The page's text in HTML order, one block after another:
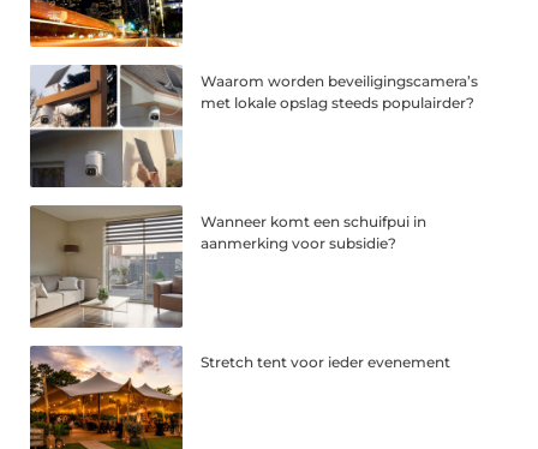
Waarom worden beveiligingscamera’s
met lokale opslag steeds populairder?
Wanneer komt een schuifpui in
aanmerking voor subsidie?
Stretch tent voor ieder evenement